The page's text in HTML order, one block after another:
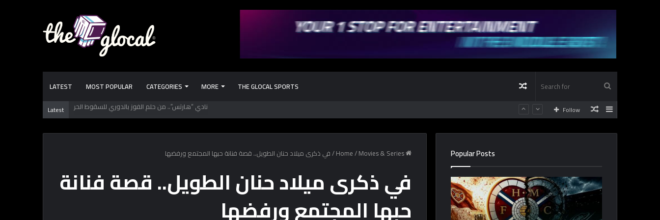
LATEST MOST POPULAR CATEGORIES MORE THE GLOCAL SPORTS
for
Random
Article
Latest كل حاجة محتاج تعرفها عن طرابزون سبور.. فريق “محمد صـلاح” الجديد
Random
Follow
/Movies & Series
/في ذكرى ميلاد حنان الطويل.. قصة فنانة حبها المجتمع ورفضها
في ذكرى ميلاد حنان الطويل.. قصة فنانة
حبها المجتمع ورفضها
Popular Posts